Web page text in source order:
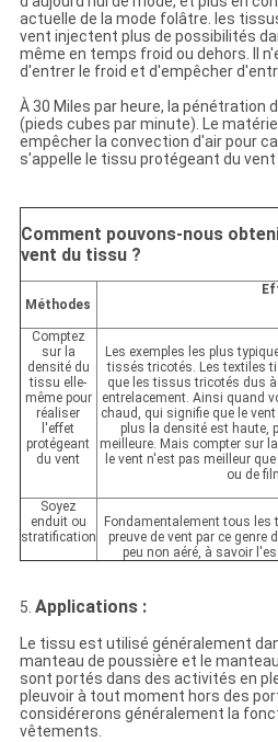
actuelle de la mode folâtre. les
vent injectent plus de possibilités
même en temps froid ou dehors. Il
d'entrer le froid et d'empêcher
À 30 Miles par heure, la pénétration
(pieds cubes par minute). Le
empêcher la convection d'air pour
s'appelle le tissu protégeant du vent
Comment pouvons-nous
vent du tissu ?
Méthodes
Comptez
sur la
densité du
tissu elle-
même pour
réaliser
l'effet
protégeant
du vent
Les exemples les plus
tissés tricotés. Les textiles
que les tissus tricotés dus
entrelacement. Ainsi quand
chaud, qui signifie que le
plus la densité est haute,
meilleure. Mais compter sur
le vent n'est pas meilleur
ou de
Soyez
enduit ou
stratification
Fondamentalement tous les
preuve de vent par ce genre
peu non aéré, à savoir
5. Applications :
Le tissu est utilisé généralement
manteau de poussière et le
sont portés dans des activités en
pleuvoir à tout moment hors des
considérerons généralement la
vêtements.